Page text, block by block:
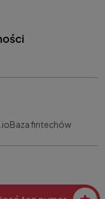
Baza fintechów